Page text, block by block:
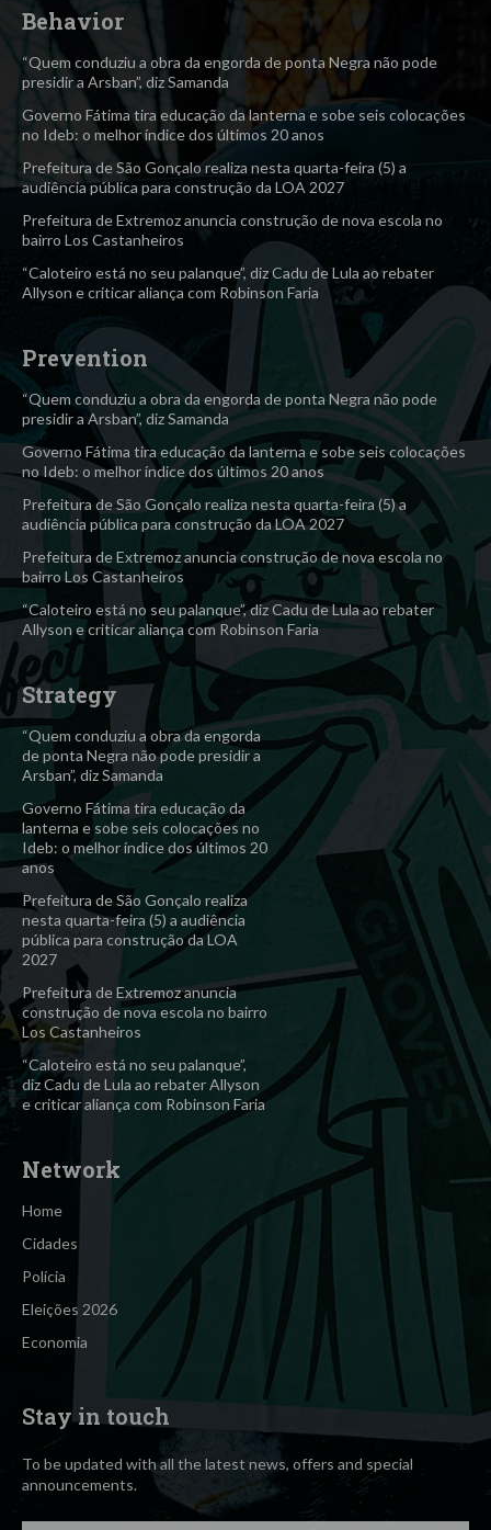
Behavior
“Quem conduziu a obra da engorda de ponta Negra não pode
presidir a Arsban”, diz Samanda
Governo Fátima tira educação da lanterna e sobe seis colocações
no Ideb: o melhor índice dos últimos 20 anos
Prefeitura de São Gonçalo realiza nesta quarta-feira (5) a
audiência pública para construção da LOA 2027
Prefeitura de Extremoz anuncia construção de nova escola no
bairro Los Castanheiros
“Caloteiro está no seu palanque”, diz Cadu de Lula ao rebater
Allyson e criticar aliança com Robinson Faria
Prevention
“Quem conduziu a obra da engorda de ponta Negra não pode
presidir a Arsban”, diz Samanda
Governo Fátima tira educação da lanterna e sobe seis colocações
no Ideb: o melhor índice dos últimos 20 anos
Prefeitura de São Gonçalo realiza nesta quarta-feira (5) a
audiência pública para construção da LOA 2027
Prefeitura de Extremoz anuncia construção de nova escola no
bairro Los Castanheiros
“Caloteiro está no seu palanque”, diz Cadu de Lula ao rebater
Allyson e criticar aliança com Robinson Faria
Strategy
“Quem conduziu a obra da engorda
de ponta Negra não pode presidir a
Arsban”, diz Samanda
Governo Fátima tira educação da
lanterna e sobe seis colocações no
Ideb: o melhor índice dos últimos 20
anos
Prefeitura de São Gonçalo realiza
nesta quarta-feira (5) a audiência
pública para construção da LOA
2027
Prefeitura de Extremoz anuncia
construção de nova escola no bairro
Los Castanheiros
“Caloteiro está no seu palanque”,
diz Cadu de Lula ao rebater Allyson
e criticar aliança com Robinson Faria
Network
Home
Cidades
Polícia
Eleições 2026
Economia
Stay in touch
To be updated with all the latest news, offers and special
announcements.